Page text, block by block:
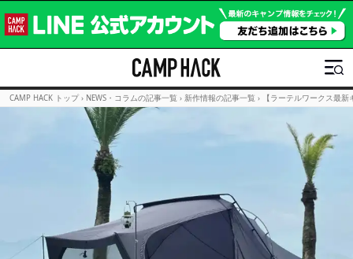
CAMP HACK トップ › NEWS・コラムの記事一覧 › 新作情報の記事一覧 › 【ラーテルワークス最